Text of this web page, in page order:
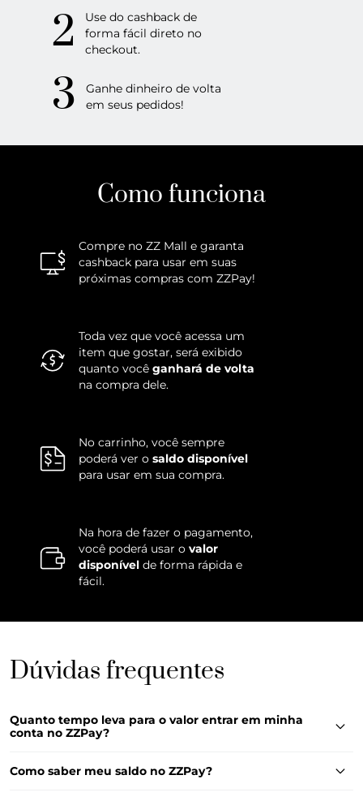
2
Use do cashback de
forma fácil direto no
checkout.
3
Ganhe dinheiro de volta
em seus pedidos!
Como funciona
Compre no ZZ Mall e garanta
cashback para usar em suas
próximas compras com ZZPay!
Toda vez que você acessa um
item que gostar, será exibido
quanto você ganhará de volta
na compra dele.
No carrinho, você sempre
poderá ver o saldo disponível
para usar em sua compra.
Na hora de fazer o pagamento,
você poderá usar o valor
disponível de forma rápida e
fácil.
Dúvidas frequentes
Quanto tempo leva para o valor entrar em minha
conta no ZZPay?
recebimento do produto.
Como saber meu saldo no ZZPay?